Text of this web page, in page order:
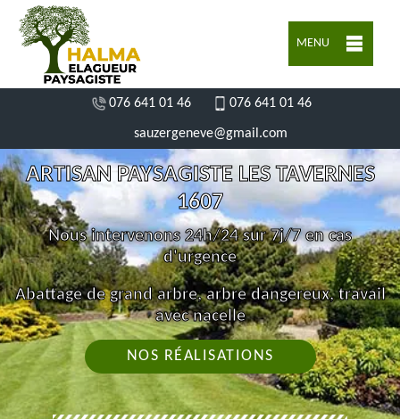
MENU
076 641 01 46 076 641 01 46
sauzergeneve@gmail.com
ARTISAN PAYSAGISTE LES TAVERNES
1607
Nous intervenons 24h/24 sur 7j/7 en cas
d'urgence
Abattage de grand arbre, arbre dangereux, travail
avec nacelle
NOS RÉALISATIONS